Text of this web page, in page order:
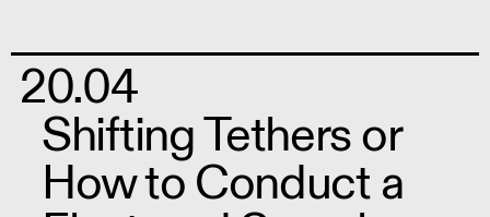
20.04
Shifting Tethers or
How to Conduct a